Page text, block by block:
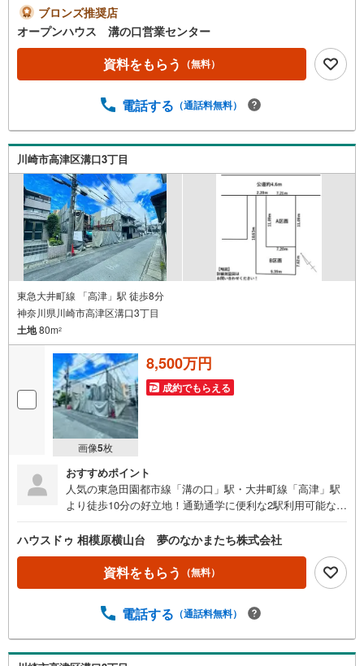
にご連絡ください！現地を見学される場合は「室内・現地
を見学する（無料）」ボタンよりご希望の日時をご記入い
ただけますとスムーズにご案内が可能です。◎現地のご案
内について・平日や夜遅い時間帯もご案内が可能 ※定休日
を除く・経験豊富なスタッフが物件詳細を丁寧にご説明い
送迎します。・チャイルドシートのご用意ございます。◎
方も大歓迎です！年間8000棟以上の限定物件を発表してい
るオープンハウスだから出会える物件が多数ございます。
ぜひお気軽にご連絡・ご相談ください！※限定物件:当社の
み、もしくは当社を含めた数社でのみご紹介可能なオープ
ンハウス・ディベロップメントの物件
ブロンズ推奨店
オープンハウス 溝の口営業センター
資料をもらう （無料）
電話する （通話料無料）
川崎市高津区溝口3丁目
東急大井町線 「高津」駅 徒歩8分
神奈川県川崎市高津区溝口3丁目
土地80m2
画像5枚
8,500万円
成約でもらえる
おすすめポイント
人気の東急田園都市線「溝の口」駅・大井町線「高津」駅
より徒歩10分の好立地！通勤通学に便利な2駅利用可能なフ
地。建築条件はございませんので、お好みのハウスメーカ
ーや工務店で、家族のこだわりを詰め込んだ理想の邸宅を
建築していただけます。周辺は、小学校徒歩5分、中学校徒
歩6分と近く、お子様の通学も安心の環境。保育園や幼稚
と子育て環境が大変充実したロケーションです。利便性と
めませんか。
ハウスドゥ 相模原横山台 夢のなかまたち株式会社
資料をもらう （無料）
電話する （通話料無料）